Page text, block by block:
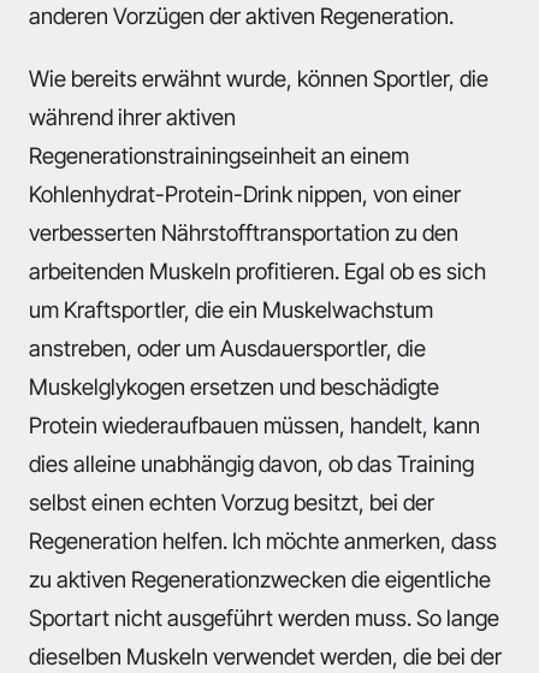
anderen Vorzügen der aktiven Regeneration.
Wie bereits erwähnt wurde, können Sportler, die
während ihrer aktiven
Regenerationstrainingseinheit an einem
Kohlenhydrat-Protein-Drink nippen, von einer
verbesserten Nährstofftransportation zu den
arbeitenden Muskeln profitieren. Egal ob es sich
um Kraftsportler, die ein Muskelwachstum
anstreben, oder um Ausdauersportler, die
Muskelglykogen ersetzen und beschädigte
Protein wiederaufbauen müssen, handelt, kann
dies alleine unabhängig davon, ob das Training
selbst einen echten Vorzug besitzt, bei der
Regeneration helfen. Ich möchte anmerken, dass
zu aktiven Regenerationzwecken die eigentliche
Sportart nicht ausgeführt werden muss. So lange
dieselben Muskeln verwendet werden, die bei der